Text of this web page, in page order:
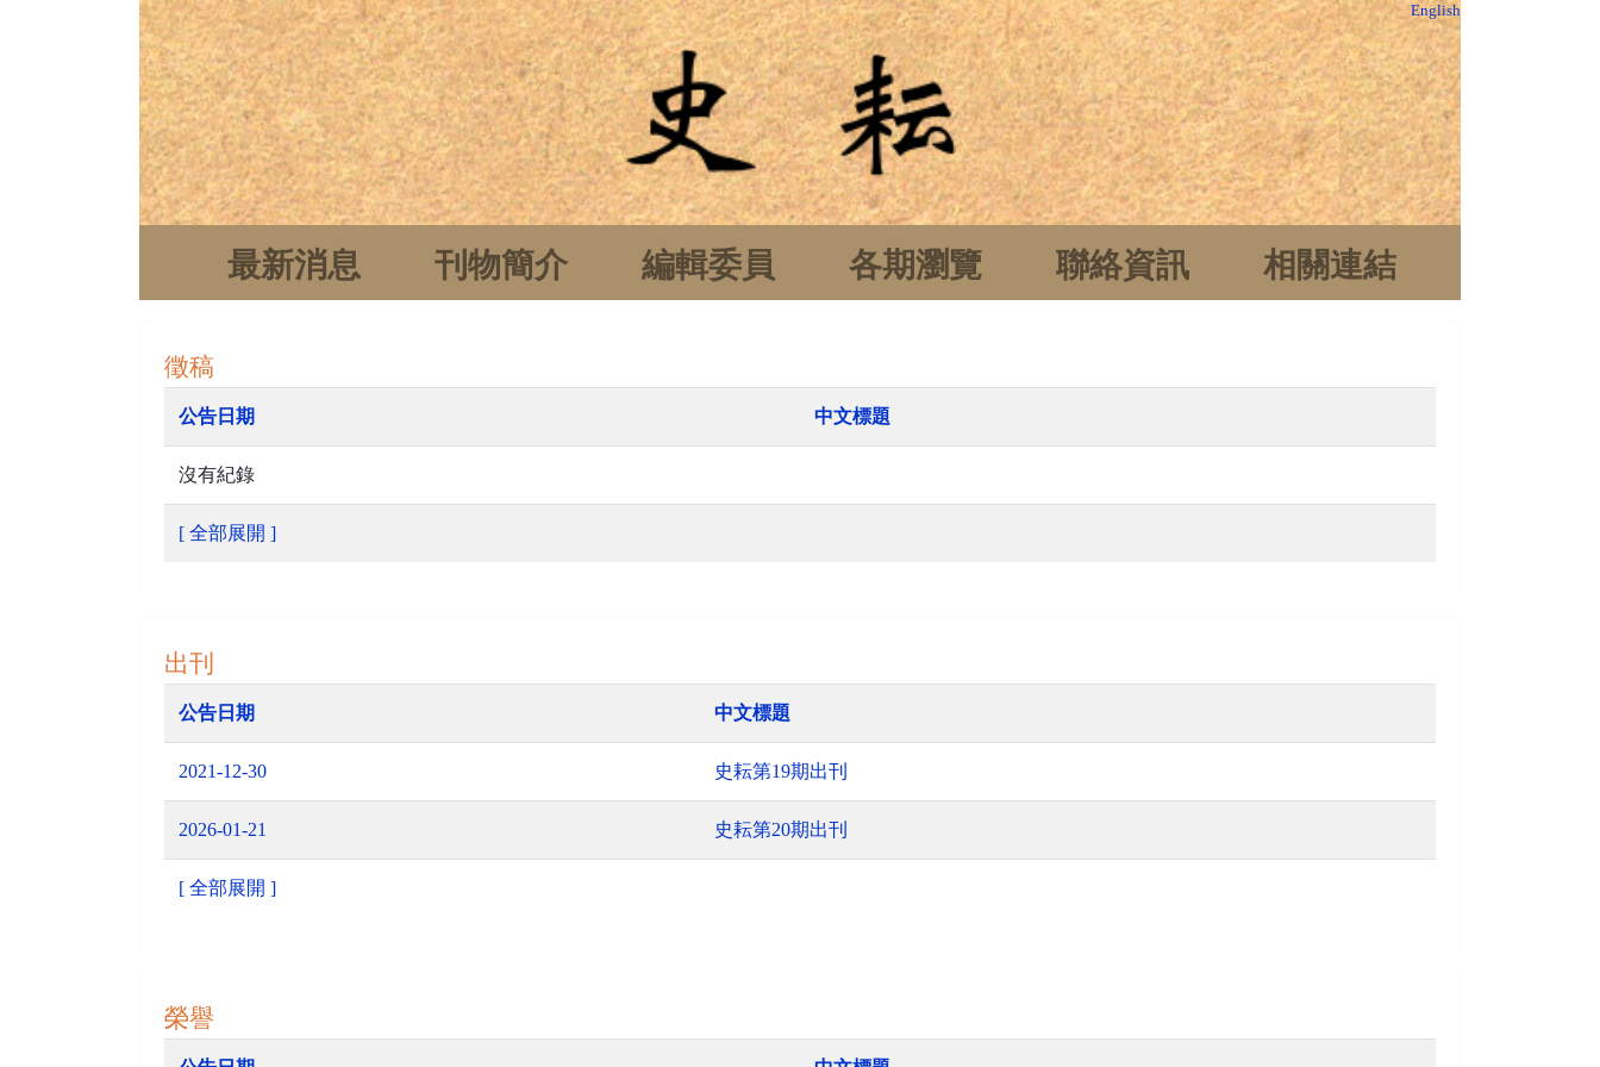
English
最新消息 刊物簡介 編輯委員 各期瀏覽 聯絡資訊 相關連結
徵稿
公告日期 中文標題
沒有紀錄
[ 全部展開 ]
出刊
公告日期 中文標題
2021-12-30 史耘第19期出刊
2026-01-21 史耘第20期出刊
[ 全部展開 ]
榮譽